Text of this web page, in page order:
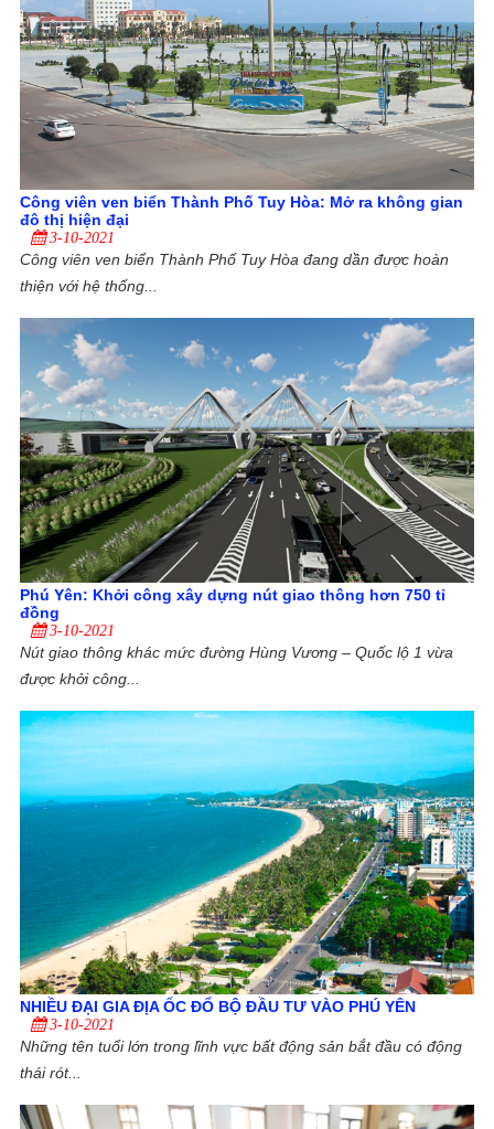
Công viên ven biển Thành Phố Tuy Hòa: Mở ra không gian
đô thị hiện đại
3-10-2021
Công viên ven biển Thành Phố Tuy Hòa đang dần được hoàn
thiện với hệ thống...
Phú Yên: Khởi công xây dựng nút giao thông hơn 750 tỉ
đồng
3-10-2021
Nút giao thông khác mức đường Hùng Vương – Quốc lộ 1 vừa
được khởi công...
NHIỀU ĐẠI GIA ĐỊA ỐC ĐỔ BỘ ĐẦU TƯ VÀO PHÚ YÊN
3-10-2021
Những tên tuổi lớn trong lĩnh vực bất động sản bắt đầu có động
thái rót...